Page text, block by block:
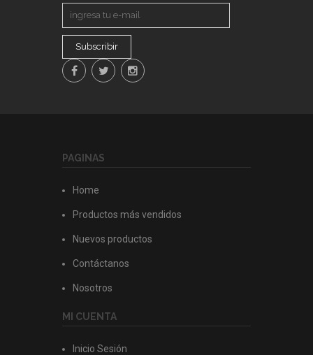
Subscribir
PAGINAS
Home
Productos más vendidos
Nuevos productos
Contáctanos
Nosotros
MI CUENTA
Inicio Sesión